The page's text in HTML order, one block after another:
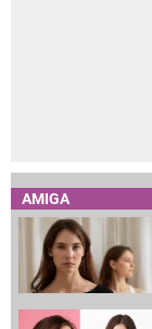
AMIGA